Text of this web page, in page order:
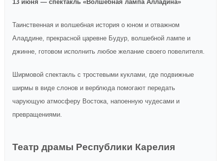
13 июня — спектакль «Волшебная лампа Алладина»
Таинственная и волшебная история о юном и отважном
Аладдине, прекрасной царевне Будур, волшебной лампе и
джинне, готовом исполнить любое желание своего повелителя.
Ширмовой спектакль с тростевыми куклами, где подвижные
ширмы в виде слонов и верблюда помогают передать
чарующую атмосферу Востока, напоенную чудесами и
превращениями.
Театр драмы Республики Карелия